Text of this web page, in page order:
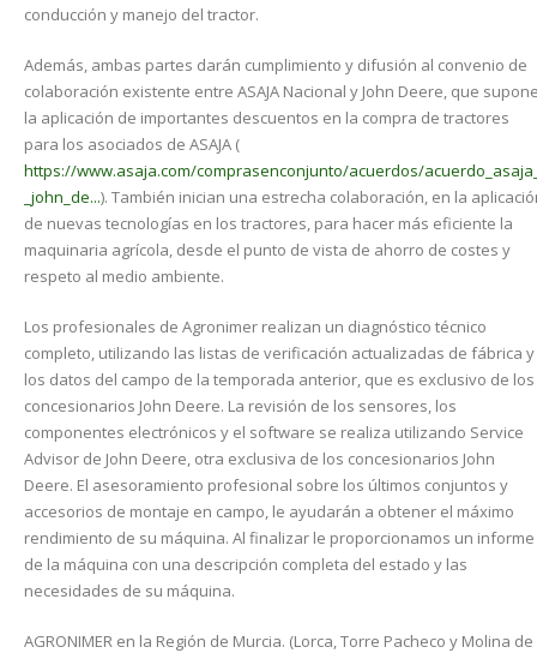
conducción y manejo del tractor.
Además, ambas partes darán cumplimiento y difusión al convenio de
colaboración existente entre ASAJA Nacional y John Deere, que
la aplicación de importantes descuentos en la compra de tractores
para los asociados de ASAJA (
https://www.asaja.com/comprasenconjunto/acuerdos/
_john_de...). También inician una estrecha colaboración, en la
de nuevas tecnologías en los tractores, para hacer más eficiente la
maquinaria agrícola, desde el punto de vista de ahorro de costes y
respeto al medio ambiente.
Los profesionales de Agronimer realizan un diagnóstico técnico
completo, utilizando las listas de verificación actualizadas de fábrica y
los datos del campo de la temporada anterior, que es exclusivo de los
concesionarios John Deere. La revisión de los sensores, los
componentes electrónicos y el software se realiza utilizando Service
Advisor de John Deere, otra exclusiva de los concesionarios John
Deere. El asesoramiento profesional sobre los últimos conjuntos y
accesorios de montaje en campo, le ayudarán a obtener el máximo
rendimiento de su máquina. Al finalizar le proporcionamos un informe
de la máquina con una descripción completa del estado y las
necesidades de su máquina.
AGRONIMER en la Región de Murcia. (Lorca, Torre Pacheco y Molina de